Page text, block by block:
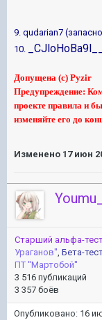
9. qudarian7
10.
Допущена (с) Pyzir
Предупреждение:
проекте правила и
изменяйте его до
Изменено 17 июн
Старший альфа-
Ураганов'' Бета-
ПТ ''Мартобой''
3 516 публикаций
3 357 боёв
Опубликовано: 16